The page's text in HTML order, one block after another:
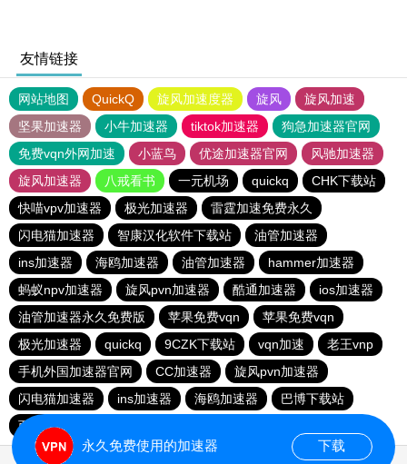
友情链接
网站地图 QuickQ 旋风加速度器 旋风
旋风加速
坚果加速器
小牛加速器 tiktok加速器
狗急加速器官网
免费vqn外网加速
小蓝鸟 优途加速器官网
风驰加速器
旋风加速器
八戒看书 一元机场 quickq
CHK下载站
快喵vpv加速器
极光加速器
雷霆加速免费永久
闪电猫加速器
智康汉化软件下载站
油管加速器
ins加速器
海鸥加速器 油管加速器
hammer加速器
蚂蚁npv加速器
旋风pvn加速器 酷通加速器
ios加速器
油管加速器永久免费版
苹果免费vqn
苹果免费vqn
极光加速器
quickq 9CZK下载站 vqn加速
老王vnp
手机外国加速器官网
CC加速器
旋风pvn加速器
闪电猫加速器
ins加速器 海鸥加速器
巴博下载站
西柚加速器
永久免费使用的加速器 下载